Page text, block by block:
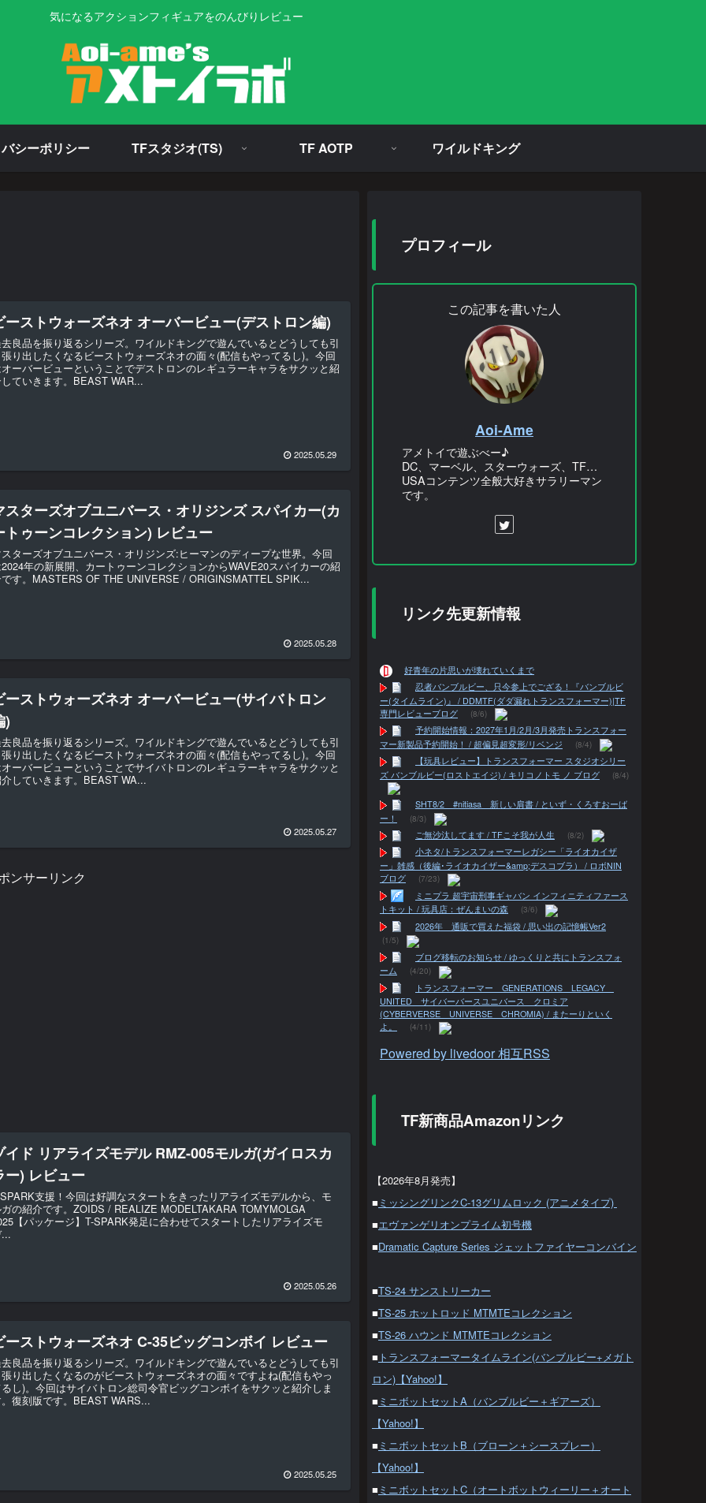
気になるアクションフィギュアをのんびりレビュー
シーポリシー TFスタジオ(TS) TF AOTP ワイルドキング
ーストウォーズネオ オーバービュー(デストロン編)
良品を振り返るシリーズ。ワイルドキングで遊んでいるとどうしても引
り出したくなるビーストウォーズネオの面々(配信もやってるし)。今回
ーバービューということでデストロンのレギュラーキャラをサクッと紹
ていきます。BEAST WAR...
2025.05.29
スターズオブユニバース・オリジンズ スパイカー(カ
トゥーンコレクション) レビュー
ターズオブユニバース・オリジンズ:ヒーマンのディープな世界。今回
年の新展開、カートゥーンコレクションからWAVE20スパイカーの紹
す。MASTERS OF THE UNIVERSE / ORIGINSMATTEL SPIK...
2025.05.28
ーストウォーズネオ オーバービュー(サイバトロン
)
良品を振り返るシリーズ。ワイルドキングで遊んでいるとどうしても引
り出したくなるビーストウォーズネオの面々(配信もやってるし)。今回
ーバービューということでサイバトロンのレギュラーキャラをサクッと
していきます。BEAST WA...
2025.05.27
ンサーリンク
イド リアライズモデル RMZ-005モルガ(ガイロスカ
ー) レビュー
支援！今回は好調なスタートをきったリアライズモデルから、モ
の紹介です。ZOIDS / REALIZE MODELTAKARA TOMYMOLGA
【パッケージ】T-SPARK発足に合わせてスタートしたリアライズモ
2025.05.26
ーストウォーズネオ C-35ビッグコンボイ レビュー
良品を振り返るシリーズ。ワイルドキングで遊んでいるとどうしても引
り出したくなるのがビーストウォーズネオの面々ですよね(配信もやっ
し)。今回はサイバトロン総司令官ビッグコンボイをサクッと紹介しま
復刻版です。BEAST WARS...
2025.05.25
プロフィール
この記事を書いた人
Aoi-Ame
アメトイで遊ぶべー♪
DC、マーベル、スターウォーズ、TF…
USAコンテンツ全般大好きサラリーマン
です。
リンク先更新情報
好青年の片思いが壊れていくまで
忍者バンブルビー、只今参上でござる！『バンブルビ
ー(タイムライン)』 / DDMTF(ダダ漏れトランスフォーマー)|TF
専門レビューブログ
(8/6)
予約開始情報：2027年1月/2月/3月発売トランスフォー
マー新製品予約開始！ / 超偏見超変形/リベンジ
(8/4)
【玩具レビュー】トランスフォーマー スタジオシリー
ズ バンブルビー(ロストエイジ) / キリコノトモ ノ ブログ
(8/4)
SHT8/2 #nitiasa 新しい肩書 / といず・くろすおーば
ー！
(8/3)
ご無沙汰してます / TFこそ我が人生 (8/2)
小ネタ/トランスフォーマーレガシー「ライオカイザ
ー」雑感（後編･ライオカイザー&amp;デスコブラ） / ロボNIN
ブログ
(7/23)
ミニプラ 超宇宙刑事ギャバン インフィニティファース
トキット / 玩具店：ぜんまいの森
(3/6)
2026年 通販で買えた福袋 / 思い出の記憶帳Ver2
(1/5)
ブログ移転のお知らせ / ゆっくりと共にトランスフォ
ーム
(4/20)
トランスフォーマー GENERATIONS LEGACY
UNITED サイバーバースユニバース クロミア
(CYBERVERSE UNIVERSE CHROMIA) / またーりといく
よ。
(4/11)
Powered by livedoor 相互RSS
TF新商品Amazonリンク
【2026年8月発売】
■ ミッシングリンクC-13グリムロック (アニメタイプ)
■エヴァンゲリオンプライム初号機
■Dramatic Capture Series ジェットファイヤーコンバイン
■TS-24 サンストリーカー
■TS-25 ホットロッド MTMTEコレクション
■TS-26 ハウンド MTMTEコレクション
■ トランスフォーマータイムライン(バンブルビー+メガト
ロン)【Yahoo!】
■ ミニボットセットA（バンブルビー＋ギアーズ）
【Yahoo!】
■ ミニボットセットB（ブローン＋シースプレー）
【Yahoo!】
■ ミニボットセットC（オートボットウィーリー＋オート